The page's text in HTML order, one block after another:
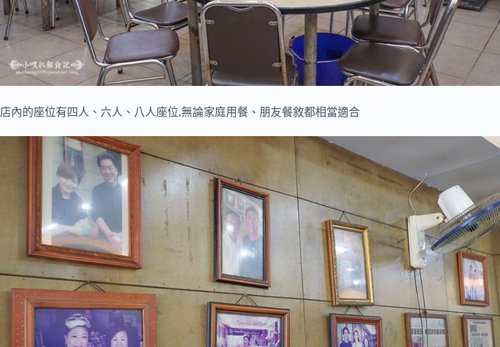
店內的座位有四人、六人、八人座位,無論家庭用餐、朋友餐敘都相當適合